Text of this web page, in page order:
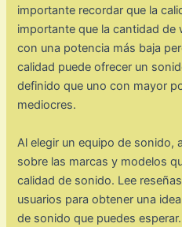
importante recordar que la
importante que la cantidad
con una potencia más baja
calidad puede ofrecer un
definido que uno con mayor
mediocres.
Al elegir un equipo de sonido,
sobre las marcas y modelos
calidad de sonido. Lee
usuarios para obtener una
de sonido que puedes esperar.